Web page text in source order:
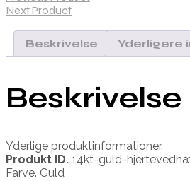
Next Product
Beskrivelse Yderligere
Beskrivelse
Yderlige produktinformationer.
Produkt ID. 14kt-guld-
Farve. Guld